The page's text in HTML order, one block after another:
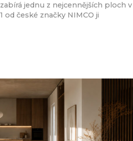
jednu z nejcennějších ploch v
od české značky NIMCO ji